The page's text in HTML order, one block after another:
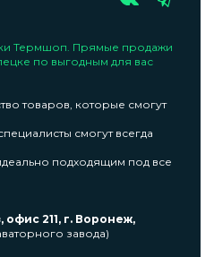
Термшоп. Прямые продажи
по выгодным для вас
товаров, которые смогут
смогут всегда
подходящим под все
офис 211, г. Воронеж,
завода)